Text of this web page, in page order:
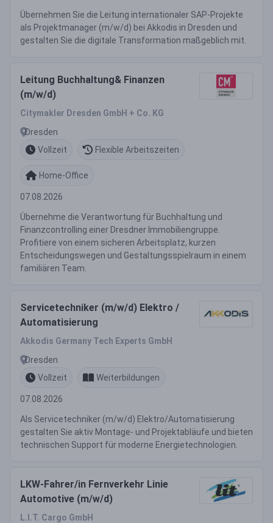
Übernehmen Sie die Leitung internationaler SAP-Projekte
als Projektmanager (m/w/d) bei Akkodis in Dresden und
gestalten Sie die digitale Transformation maßgeblich mit.
Leitung Buchhaltung& Finanzen
(m/w/d)
Citymakler Dresden GmbH + Co. KG
Dresden
Vollzeit
Flexible Arbeitszeiten
Home-Office
07.08.2026
Übernehme die Verantwortung für Buchhaltung und
Finanzcontrolling einer Dresdner Immobiliengruppe.
Profitiere von einem sicheren Arbeitsplatz, kurzen
Entscheidungswegen und Gestaltungsspielraum in einem
familiären Team.
Servicetechniker (m/w/d) Elektro /
Automatisierung
Akkodis Germany Tech Experts GmbH
Dresden
Vollzeit
Weiterbildungen
07.08.2026
Als Servicetechniker (m/w/d) Elektro/Automatisierung
gestalten Sie aktiv Montage- und Projektabläufe und bieten
technischen Support für moderne Energietechnologien.
LKW-Fahrer/in Fernverkehr Linie
Automotive (m/w/d)
L.I.T. Cargo GmbH